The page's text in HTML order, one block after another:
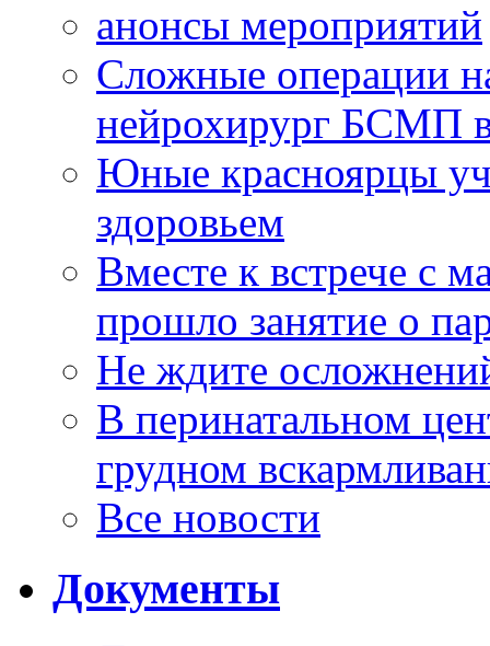
анонсы мероприятий
Сложные операции
нейрохирург БСМП
Юные красноярцы
здоровьем
Вместе к встрече с
прошло занятие о
Не ждите
В перинатальном
грудном
Все новости
Документы